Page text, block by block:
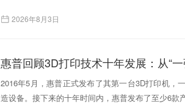
2026年8月3日
惠普回顾3D打印技术十年发展：从“
2016年5月，惠普正式发布了其第一台3D打印机，
造设备。接下来的十年时间内，惠普发布了至少6